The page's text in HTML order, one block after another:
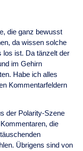
die ganz bewusst
da wissen solche
los ist. Da tänzelt der
im Gehirn
Habe ich alles
Kommentarfeldern
der Polarity-Szene
die
Übrigens sind von